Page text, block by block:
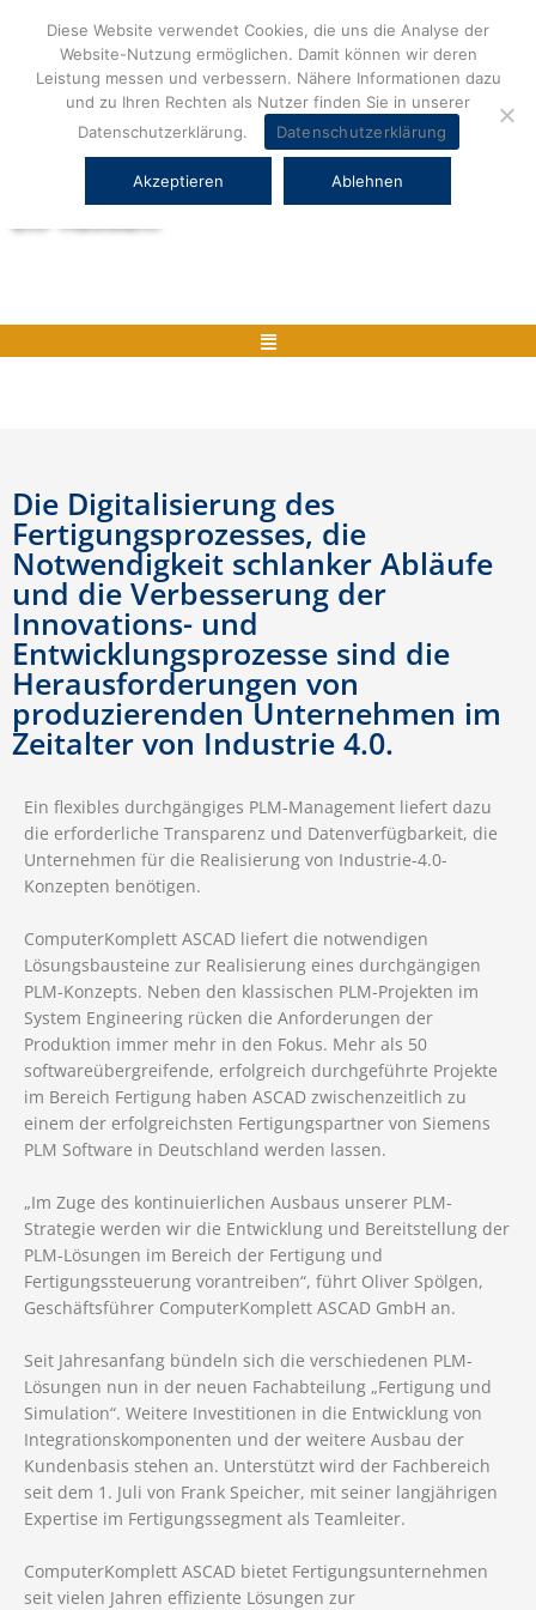
springen
Herstellerneutrale ERP Beratung und
Menü
Die Digitalisierung des
Fertigungsprozesses, die
Notwendigkeit schlanker Abläufe
und die Verbesserung der
Innovations- und
Entwicklungsprozesse sind die
Herausforderungen von
produzierenden Unternehmen im
Zeitalter von Industrie 4.0.
Ein flexibles durchgängiges PLM-Management liefert dazu
die erforderliche Transparenz und Datenverfügbarkeit, die
Unternehmen für die Realisierung von Industrie-4.0-
Konzepten benötigen.
ComputerKomplett ASCAD liefert die notwendigen
Lösungsbausteine zur Realisierung eines durchgängigen
PLM-Konzepts. Neben den klassischen PLM-Projekten im
System Engineering rücken die Anforderungen der
Produktion immer mehr in den Fokus. Mehr als 50
softwareübergreifende, erfolgreich durchgeführte Projekte
im Bereich Fertigung haben ASCAD zwischenzeitlich zu
einem der erfolgreichsten Fertigungspartner von Siemens
PLM Software in Deutschland werden lassen.
„Im Zuge des kontinuierlichen Ausbaus unserer PLM-
Strategie werden wir die Entwicklung und Bereitstellung der
PLM-Lösungen im Bereich der Fertigung und
Fertigungssteuerung vorantreiben“, führt Oliver Spölgen,
Geschäftsführer ComputerKomplett ASCAD GmbH an.
Seit Jahresanfang bündeln sich die verschiedenen PLM-
Lösungen nun in der neuen Fachabteilung „Fertigung und
Simulation“. Weitere Investitionen in die Entwicklung von
Integrationskomponenten und der weitere Ausbau der
Kundenbasis stehen an. Unterstützt wird der Fachbereich
seit dem 1. Juli von Frank Speicher, mit seiner langjährigen
Expertise im Fertigungssegment als Teamleiter.
ComputerKomplett ASCAD bietet Fertigungsunternehmen
seit vielen Jahren effiziente Lösungen zur
Diese Website verwendet Cookies, die uns die Analyse der
Website-Nutzung ermöglichen. Damit können wir deren
Leistung messen und verbessern. Nähere Informationen dazu
und zu Ihren Rechten als Nutzer finden Sie in unserer
Datenschutzerklärung.
Datenschutzerklärung
Akzeptieren Ablehnen